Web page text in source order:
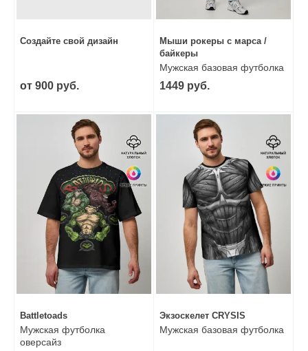
Создайте свой дизайн
от 900 руб.
Мыши рокеры с марса /
байкеры
Мужская базовая футболка
1449 руб.
Battletoads
Мужская футболка
оверсайз
Экзоскелет CRYSIS
Мужская базовая футболка